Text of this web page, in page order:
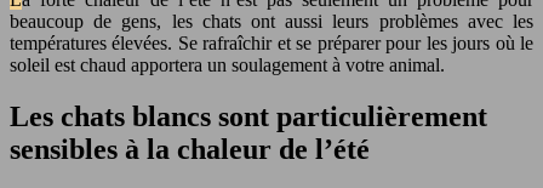
beaucoup de gens, les chats ont aussi leurs problèmes avec les
températures élevées. Se rafraîchir et se préparer pour les jours où le
soleil est chaud apportera un soulagement à votre animal.
Les chats blancs sont particulièrement
sensibles à la chaleur de l’été